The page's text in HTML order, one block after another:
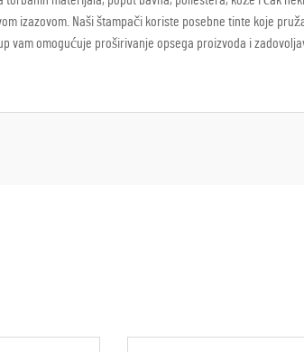
izazovom. Naši štampači koriste posebne tinte koje
vam omogućuje proširivanje opsega proizvoda i